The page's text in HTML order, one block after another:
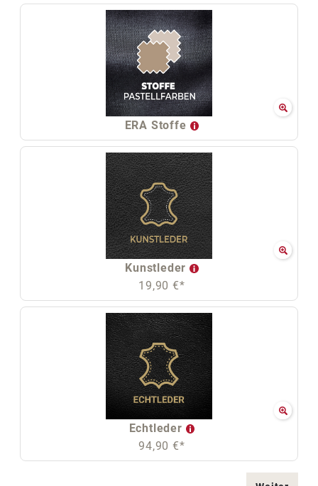
ERA Stoffe
Kunstleder
19,90 €*
Echtleder
94,90 €*